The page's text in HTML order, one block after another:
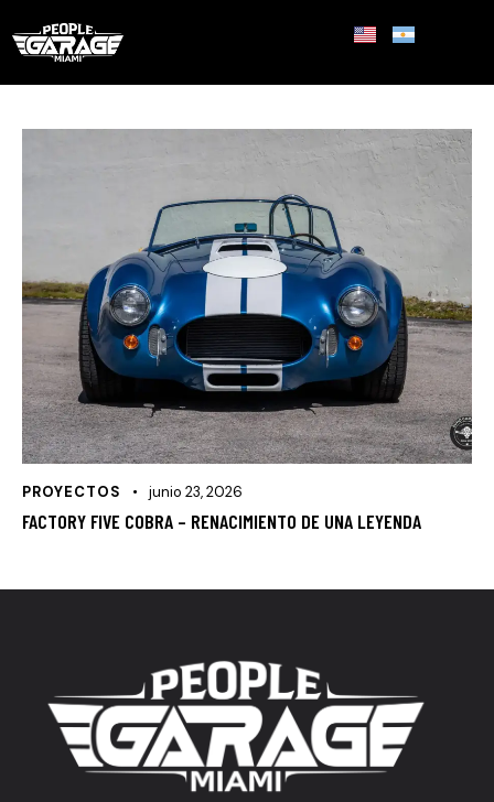
PROYECTOS junio 23, 2026
FACTORY FIVE COBRA – RENACIMIENTO DE UNA LEYENDA